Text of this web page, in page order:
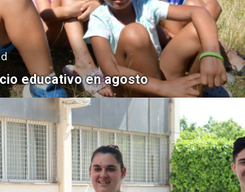
educativo en agosto